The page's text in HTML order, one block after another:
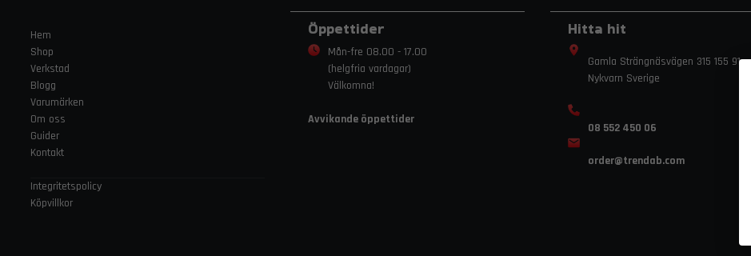
Hem
Shop
Verkstad
Blogg
Varumärken
Om oss
Guider
Kontakt
Integritetspolicy
Köpvillkor
Öppettider
Mån-fre 08.00 - 17.00
(helgfria vardagar)
Välkomna!
Avvikande öppettider
Hitta hit
Gamla Strängnäsvägen 315 155 91
Nykvarn Sverige
08 552 450 06
order@trendab.com